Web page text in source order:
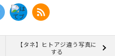
【タネ】ヒトアジ違う写真に
する